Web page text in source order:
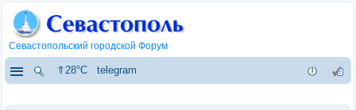
Севастопольский городской Форум
⇑28°C telegram